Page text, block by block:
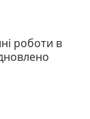
роботи в